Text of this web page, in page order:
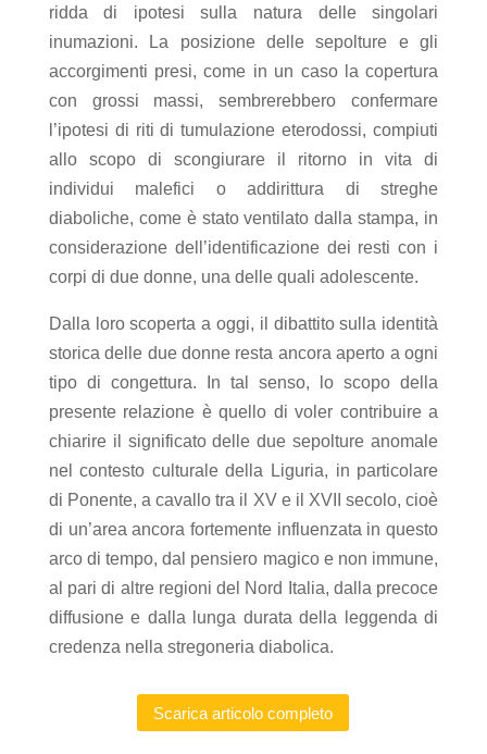
ridda di ipotesi sulla natura delle singolari
inumazioni. La posizione delle sepolture e gli
accorgimenti presi, come in un caso la copertura
con grossi massi, sembrerebbero confermare
l’ipotesi di riti di tumulazione eterodossi, compiuti
allo scopo di scongiurare il ritorno in vita di
individui malefici o addirittura di streghe
diaboliche, come è stato ventilato dalla stampa, in
considerazione dell’identificazione dei resti con i
corpi di due donne, una delle quali adolescente.
Dalla loro scoperta a oggi, il dibattito sulla identità
storica delle due donne resta ancora aperto a ogni
tipo di congettura. In tal senso, lo scopo della
presente relazione è quello di voler contribuire a
chiarire il significato delle due sepolture anomale
nel contesto culturale della Liguria, in particolare
di Ponente, a cavallo tra il XV e il XVII secolo, cioè
di un’area ancora fortemente influenzata in questo
arco di tempo, dal pensiero magico e non immune,
al pari di altre regioni del Nord Italia, dalla precoce
diffusione e dalla lunga durata della leggenda di
credenza nella stregoneria diabolica.
Scarica articolo completo